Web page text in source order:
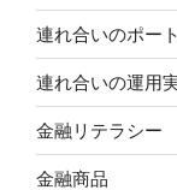
連れ合いのポー
連れ合いの運用
金融リテラシー
金融商品